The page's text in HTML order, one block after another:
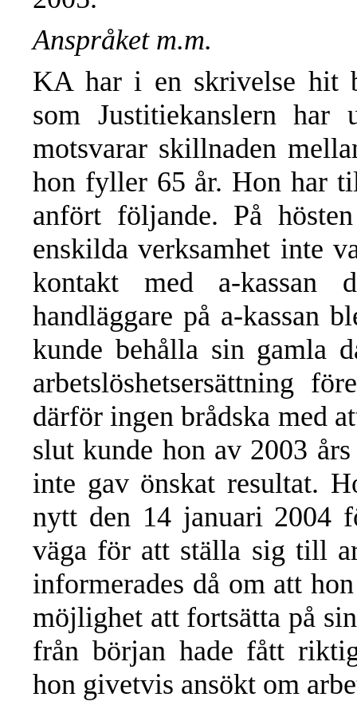
Anspråket m.m.
KA har i en skrivelse hit
som Justitiekanslern har
motsvarar skillnaden
hon fyller 65 år. Hon har
anfört följande. På
enskilda verksamhet inte
kontakt med a-
handläggare på a-kassan
kunde behålla sin gamla
arbetslöshetsersättning
därför ingen brådska med
slut kunde hon av 2003
inte gav önskat resultat.
nytt den 14 januari 2004
väga för att ställa sig till
informerades då om att
möjlighet att fortsätta på
från början hade fått
hon givetvis ansökt om